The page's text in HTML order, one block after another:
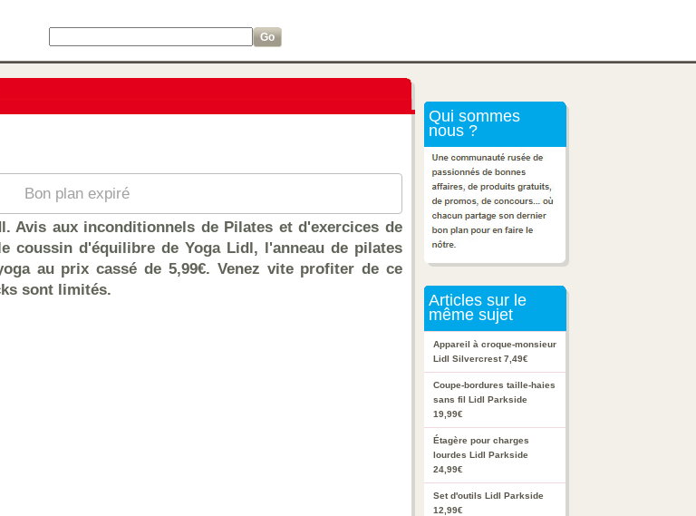
Bon plan expiré
Avis aux inconditionnels de Pilates et d'exercices de
coussin d'équilibre de Yoga Lidl, l'anneau de pilates
au prix cassé de 5,99€. Venez vite profiter de ce
sont limités.
Qui sommes
nous ?
Articles sur le
même sujet
Appareil à croque-monsieur
Lidl Silvercrest 7,49€
Coupe-bordures taille-haies
sans fil Lidl Parkside
19,99€
Étagère pour charges
lourdes Lidl Parkside
24,99€
Set d'outils Lidl Parkside
12,99€